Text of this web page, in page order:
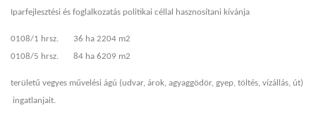
Iparfejlesztési és foglalkozatás politikai céllal hasznosítani kívánja
0108/1 hrsz.
36 ha 2204 m2
0108/5 hrsz.
84 ha 6209 m2
területű vegyes művelési ágú (udvar, árok, agyaggödör, gyep, töltés, vízállás, út)
ingatlanjait.